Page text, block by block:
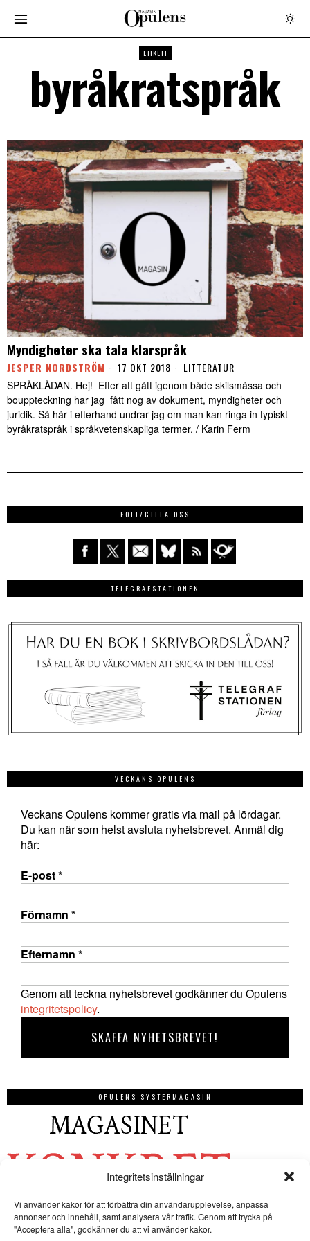
Integritetsinställningar
Vi använder kakor för att förbättra din användarupplevelse, anpassa
annonser och innehåll, samt analysera vår trafik. Genom att trycka på
"Acceptera alla", godkänner du att vi använder kakor.
ETIKETT
byråkratspråk
Myndigheter ska tala klarspråk
JESPER NORDSTRÖM 17 OKT 2018 LITTERATUR
SPRÅKLÅDAN. Hej! Efter att gått igenom både skilsmässa och
bouppteckning har jag fått nog av dokument, myndigheter och
juridik. Så här i efterhand undrar jag om man kan ringa in typiskt
byråkratspråk i språkvetenskapliga termer. / Karin Ferm
FÖLJ/GILLA OSS
TELEGRAFSTATIONEN
VECKANS OPULENS
Veckans Opulens kommer gratis via mail på lördagar.
Du kan när som helst avsluta nyhetsbrevet. Anmäl dig
här:
E-post*
Förnamn *
Efternamn *
Genom att teckna nyhetsbrevet godkänner du Opulens
integritetspolicy.
OPULENS SYSTERMAGASIN